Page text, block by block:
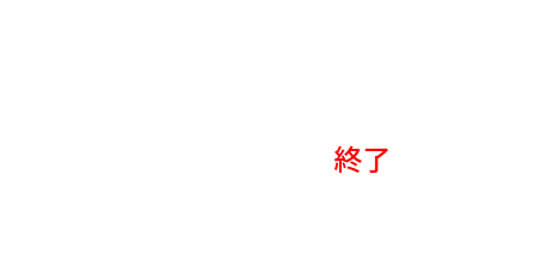
終了